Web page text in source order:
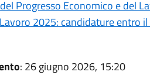
Progresso Economico e del
2025: candidature entro
: 26 giugno 2026, 15:20